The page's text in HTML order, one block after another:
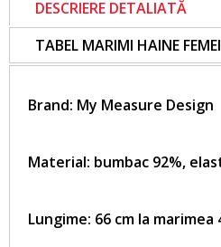
DESCRIERE DETALIATĂ
TABEL MARIMI HAINE FEMEI
Brand: My Measure Design
Material: bumbac 92%,
Lungime: 66 cm la marimea